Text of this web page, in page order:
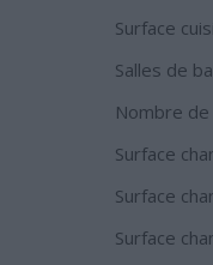
Surface
Salles de
Nombre de
Surface
Surface
Surface